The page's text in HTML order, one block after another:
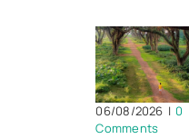
06/08/2026 | 0
Comments